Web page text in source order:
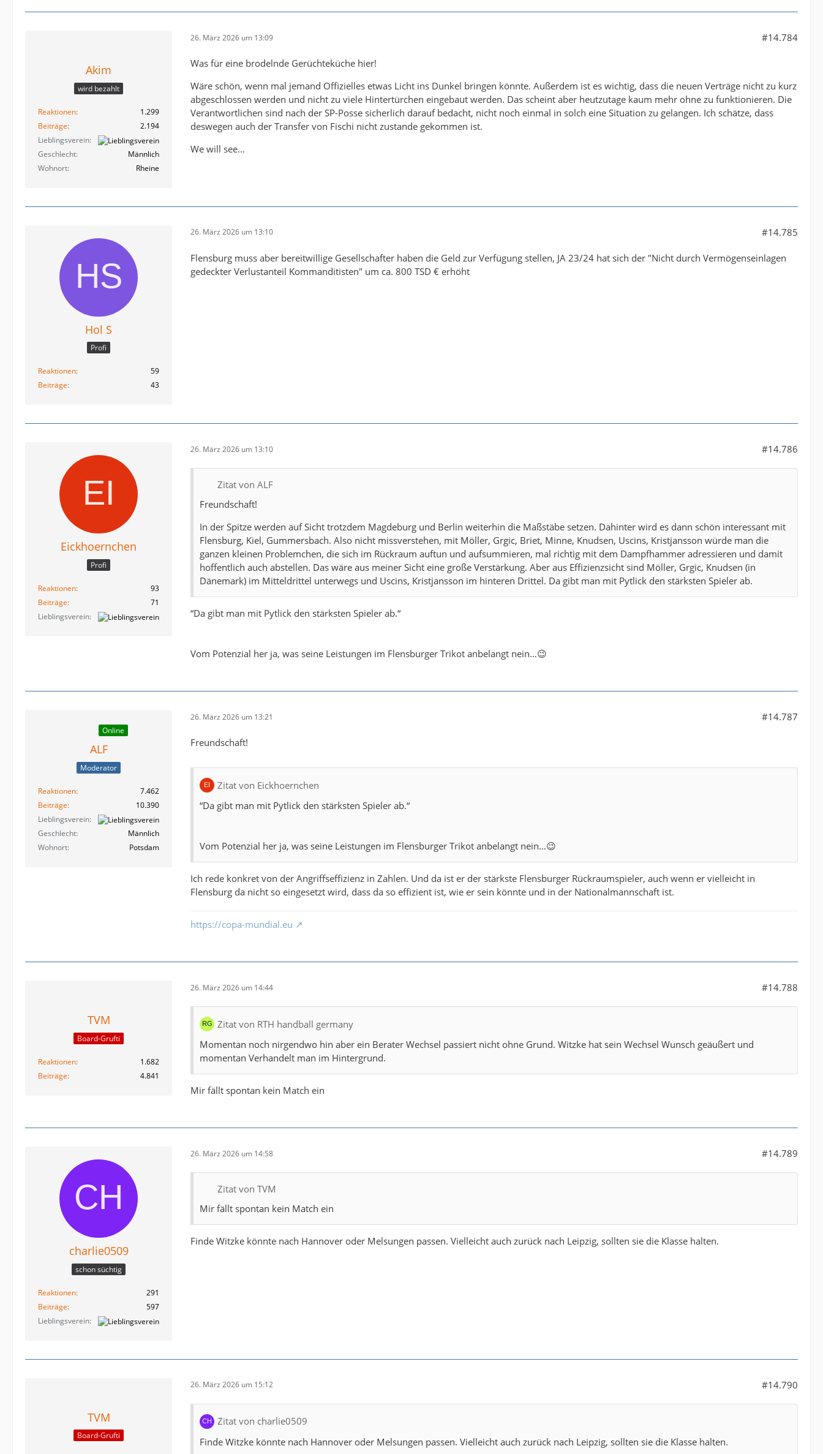
Akim
wird bezahlt
Reaktionen
1.299
Beiträge
2.194
Lieblingsverein
Geschlecht
Männlich
Wohnort
Rheine
26. März 2026 um 13:09 #14.784
Was für eine brodelnde Gerüchteküche hier!
Wäre schön, wenn mal jemand Offizielles etwas Licht ins Dunkel bringen könnte. Außerdem ist es wichtig, dass die neuen Verträge nicht zu kurz
abgeschlossen werden und nicht zu viele Hintertürchen eingebaut werden. Das scheint aber heutzutage kaum mehr ohne zu funktionieren. Die
Verantwortlichen sind nach der SP-Posse sicherlich darauf bedacht, nicht noch einmal in solch eine Situation zu gelangen. Ich schätze, dass
deswegen auch der Transfer von Fischi nicht zustande gekommen ist.
We will see...
Hol S
Profi
Reaktionen
59
Beiträge
43
26. März 2026 um 13:10 #14.785
Flensburg muss aber bereitwillige Gesellschafter haben die Geld zur Verfügung stellen, JA 23/24 hat sich der "Nicht durch Vermögenseinlagen
gedeckter Verlustanteil Kommanditisten" um ca. 800 TSD € erhöht
Eickhoernchen
Profi
Reaktionen
93
Beiträge
71
Lieblingsverein
26. März 2026 um 13:10 #14.786
Zitat von ALF
Freundschaft!
In der Spitze werden auf Sicht trotzdem Magdeburg und Berlin weiterhin die Maßstäbe setzen. Dahinter wird es dann schön interessant mit
Flensburg, Kiel, Gummersbach. Also nicht missverstehen, mit Möller, Grgic, Briet, Minne, Knudsen, Uscins, Kristjansson würde man die
ganzen kleinen Problemchen, die sich im Rückraum auftun und aufsummieren, mal richtig mit dem Dampfhammer adressieren und damit
hoffentlich auch abstellen. Das wäre aus meiner Sicht eine große Verstärkung. Aber aus Effizienzsicht sind Möller, Grgic, Knudsen (in
Dänemark) im Mitteldrittel unterwegs und Uscins, Kristjansson im hinteren Drittel. Da gibt man mit Pytlick den stärksten Spieler ab.
“Da gibt man mit Pytlick den stärksten Spieler ab.“
Vom Potenzial her ja, was seine Leistungen im Flensburger Trikot anbelangt nein…😉
Online
ALF
Moderator
Reaktionen
7.462
Beiträge
10.390
Lieblingsverein
Geschlecht
Männlich
Wohnort
Potsdam
26. März 2026 um 13:21 #14.787
Freundschaft!
Zitat von Eickhoernchen
“Da gibt man mit Pytlick den stärksten Spieler ab.“
Vom Potenzial her ja, was seine Leistungen im Flensburger Trikot anbelangt nein…😉
Ich rede konkret von der Angriffseffizienz in Zahlen. Und da ist er der stärkste Flensburger Rückraumspieler, auch wenn er vielleicht in
Flensburg da nicht so eingesetzt wird, dass da so effizient ist, wie er sein könnte und in der Nationalmannschaft ist.
https://copa-mundial.eu
TVM
Board-Grufti
Reaktionen
1.682
Beiträge
4.841
26. März 2026 um 14:44 #14.788
Zitat von RTH handball germany
Momentan noch nirgendwo hin aber ein Berater Wechsel passiert nicht ohne Grund. Witzke hat sein Wechsel Wunsch geäußert und
momentan Verhandelt man im Hintergrund.
Mir fällt spontan kein Match ein
charlie0509
schon süchtig
Reaktionen
291
Beiträge
597
Lieblingsverein
26. März 2026 um 14:58 #14.789
Zitat von TVM
Mir fällt spontan kein Match ein
Finde Witzke könnte nach Hannover oder Melsungen passen. Vielleicht auch zurück nach Leipzig, sollten sie die Klasse halten.
TVM
Board-Grufti
26. März 2026 um 15:12 #14.790
Zitat von charlie0509
Finde Witzke könnte nach Hannover oder Melsungen passen. Vielleicht auch zurück nach Leipzig, sollten sie die Klasse halten.